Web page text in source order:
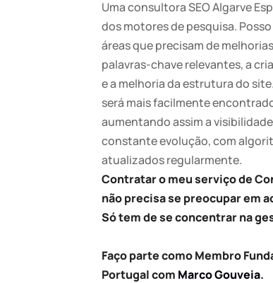
Uma consultora SEO Algarve
dos motores de pesquisa.
áreas que precisam de
palavras-chave relevantes, a
e a melhoria da estrutura do
será mais facilmente
aumentando assim a
constante evolução, com
atualizados regularmente.
Contratar o meu serviço de
não precisa se preocupar em
Só tem de se concentrar na
Faço parte como Membro
Portugal com Marco Gouveia.